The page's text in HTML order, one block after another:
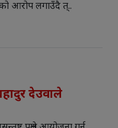
आरोप लगाउँदै त्..
देउवाले